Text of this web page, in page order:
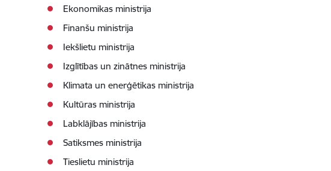
Ekonomikas ministrija
Finanšu ministrija
Iekšlietu ministrija
Izglītības un zinātnes ministrija
Klimata un enerģētikas ministrija
Kultūras ministrija
Labklājības ministrija
Satiksmes ministrija
Tieslietu ministrija